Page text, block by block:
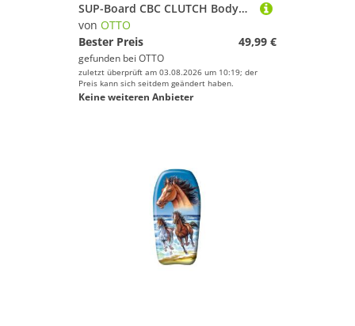
SUP-Board CBC CLUTCH Bodyboard 37 Zoll Surfboard Bodysurfen Wassersport Leash
von OTTO
Bester Preis
49,99 €
gefunden bei OTTO
zuletzt überprüft am 03.08.2026 um 10:19; der
Preis kann sich seitdem geändert haben.
Keine weiteren Anbieter